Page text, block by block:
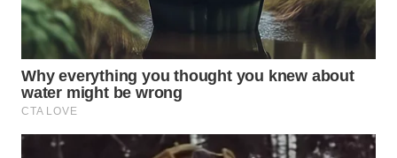
TANGERANG
WN
BINJAI
CIREBON